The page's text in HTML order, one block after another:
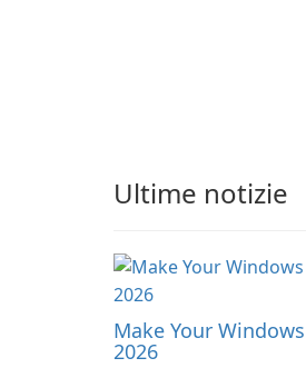
Ultime notizie
Make Your
2026